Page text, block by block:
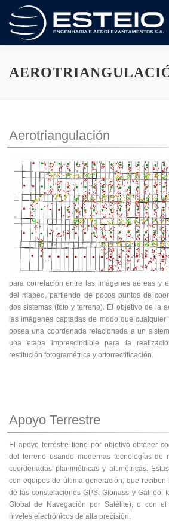
contenido
A Empresa Serviços
Aerotriangulación
para correlación entre las imágenes aéreas y
del mapeo, partiendo de pocos puntos de
dos sistemas (foto y terreno). El objetivo de la
las imágenes captadas de modo que
posea una coordenada relacionada a un
una etapa imprescindible para la
restitución fotogramétrica y ortorrectificación.
Apoyo Terrestre
El apoyo terrestre tiene por objetivo obtener
del terreno usando modernas tecnologías de
coordenadas planimétricas y altimétricas.
con equipos de última generación, que
de las constelaciones GPS, Glonass y Galileo,
Global de Navegación por Satélite), o con
niveles electrónicos de alta precisión.